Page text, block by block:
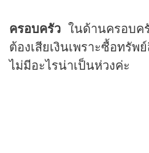
ครอบครัว ในด้านครอบ
ต้องเสียเงินเพราะซื้อทรั
ไม่มีอะไรน่าเป็นห่วงค่ะ